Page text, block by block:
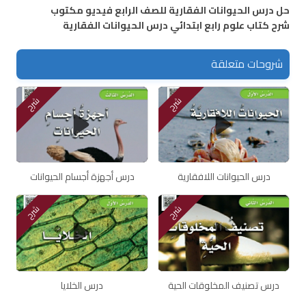
حل درس الحيوانات الفقارية للصف الرابع فيديو مكتوب
شرح كتاب علوم رابع ابتدائي درس الحيوانات الفقارية
شروحات متعلقة
شرح
درس الحيوانات اللافقارية
شرح
درس أجهزة أجسام الحيوانات
شرح
درس تصنيف المخلوقات الحية
شرح
درس الخلايا